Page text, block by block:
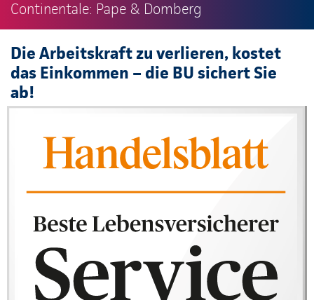
Continentale: Pape & Domberg
Die Arbeitskraft zu verlieren, kostet
das Einkommen – die BU sichert Sie
ab!